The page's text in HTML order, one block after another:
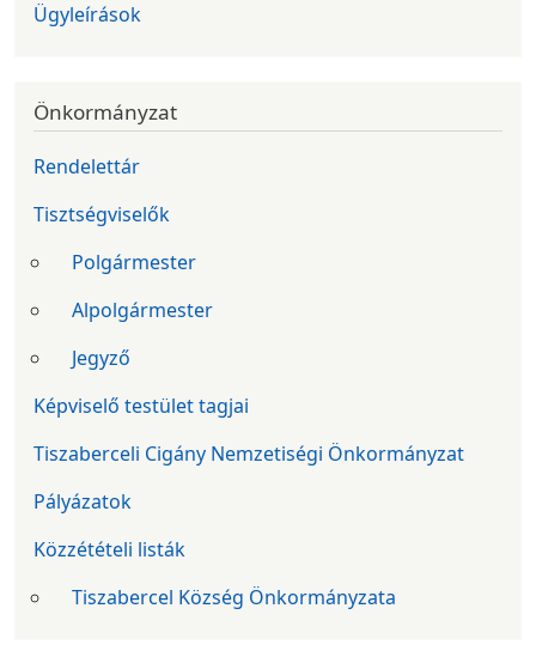
Ügyleírások
Önkormányzat
Rendelettár
Tisztségviselők
Polgármester
Alpolgármester
Jegyző
Képviselő testület tagjai
Tiszaberceli Cigány Nemzetiségi Önkormányzat
Pályázatok
Közzétételi listák
Tiszabercel Község Önkormányzata